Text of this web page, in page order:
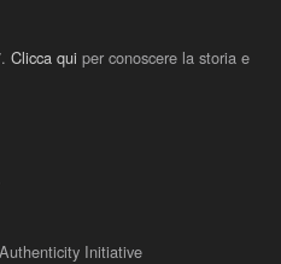
Clicca qui per conoscere la storia e
Initiative